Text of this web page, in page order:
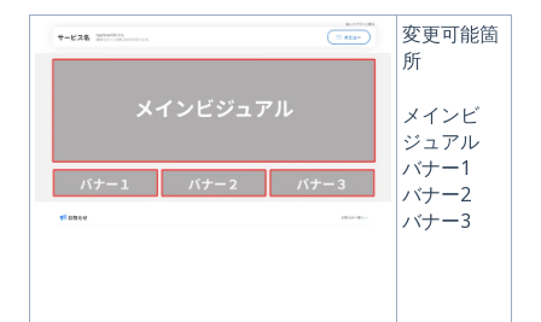
変更可能箇
所
メインビ
ジュアル
バナー1
バナー2
バナー3